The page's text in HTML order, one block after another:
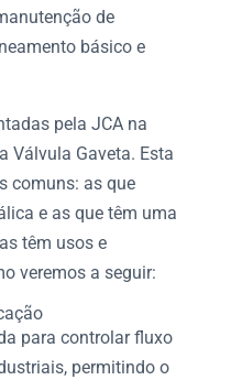
de
básicoe
pela JCA na
Válvula Gaveta. Esta
comuns: as que
e as que têm uma
têm usos e
veremos a seguir:
para controlar fluxo
permitindo o